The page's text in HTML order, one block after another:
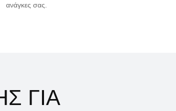
ανάγκες σας.
ΓΙΑ